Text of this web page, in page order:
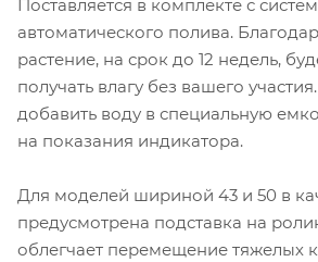
Поставляется в комплекте с
автоматического полива.
растение, на срок до 12 недель,
получать влагу без вашего
добавить воду в специальную
на показания индикатора.
Для моделей шириной 43 и 50 в
предусмотрена подставка на
облегчает перемещение тяжелых